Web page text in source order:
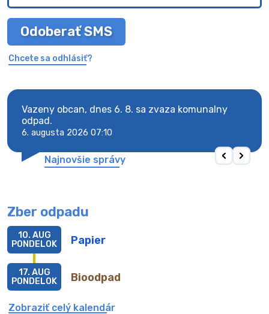
Odoberať SMS
Chcete sa odhlásiť?
Vazeny obcan, dnes 6. 8. sa zvaza komunalny
odpad.
6. augusta 2026 07:10
Najnovšie správy
Zber odpadu
Papier
10. AUG
PONDELOK
Bioodpad
17. AUG
PONDELOK
Zobraziť celý kalendár